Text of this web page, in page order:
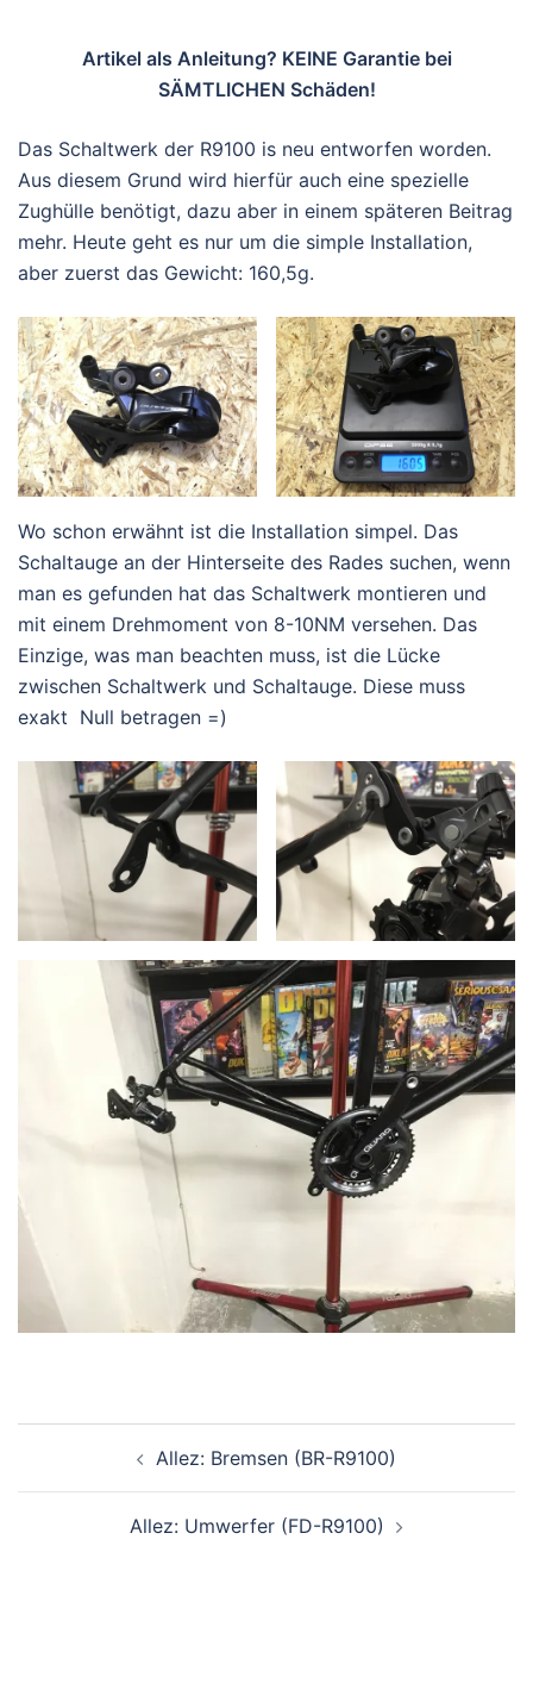
Artikel als Anleitung? KEINE Garantie bei
SÄMTLICHEN Schäden!
Das Schaltwerk der R9100 is neu entworfen worden.
Aus diesem Grund wird hierfür auch eine spezielle
Zughülle benötigt, dazu aber in einem späteren Beitrag
mehr. Heute geht es nur um die simple Installation,
aber zuerst das Gewicht: 160,5g.
Wo schon erwähnt ist die Installation simpel. Das
Schaltauge an der Hinterseite des Rades suchen, wenn
man es gefunden hat das Schaltwerk montieren und
mit einem Drehmoment von 8-10NM versehen. Das
Einzige, was man beachten muss, ist die Lücke
zwischen Schaltwerk und Schaltauge. Diese muss
exakt Null betragen =)
Allez: Bremsen (BR-R9100)
Allez: Umwerfer (FD-R9100)